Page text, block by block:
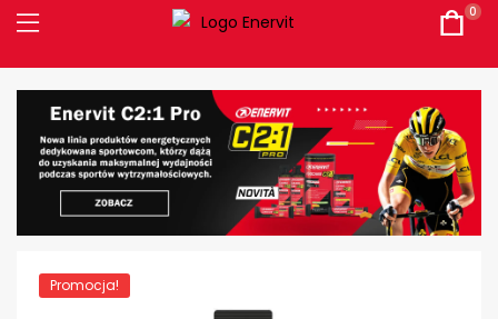
0
Promocja!